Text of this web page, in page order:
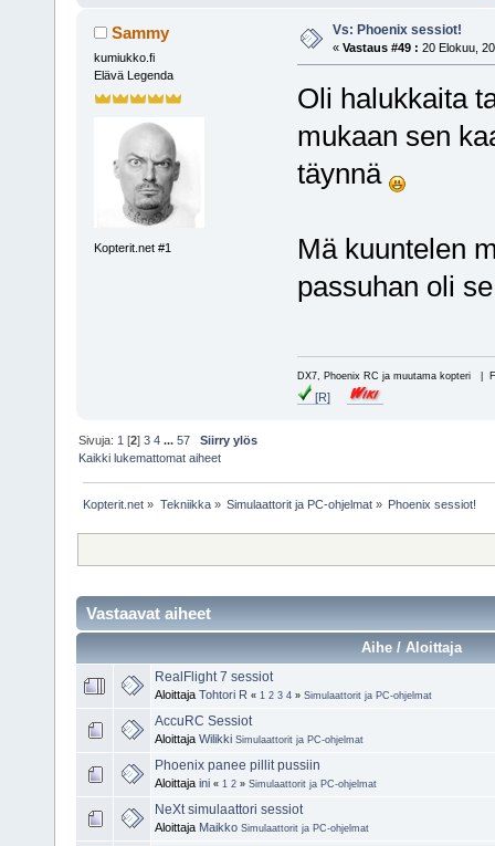
Sammy
kumiukko.fi
Elävä Legenda
Kopterit.net #1
Vs: Phoenix sessiot!
« Vastaus #49 : 20 Elokuu,
Oli halukkaita
mukaan sen
täynnä
Mä kuuntelen
passuhan oli
DX7, Phoenix RC ja muutama kopteri |
[R]
Sivuja: 1 [2]3 4 ...57
Siirry ylös
Kaikki lukemattomat aiheet
Kopterit.net » Tekniikka» Simulaattorit ja PC-ohjelmat» Phoenix sessiot!
Vastaavat aiheet
Aihe / Aloittaja
RealFlight 7 sessiot
Aloittaja Tohtori R « 1 2 3 4 » Simulaattorit ja PC-ohjelmat
AccuRC Sessiot
Aloittaja Wilikki Simulaattorit ja PC-ohjelmat
Phoenix panee pillit pussiin
Aloittaja ini « 1 2 » Simulaattorit ja PC-ohjelmat
NeXt simulaattori sessiot
Aloittaja Maikko Simulaattorit ja PC-ohjelmat